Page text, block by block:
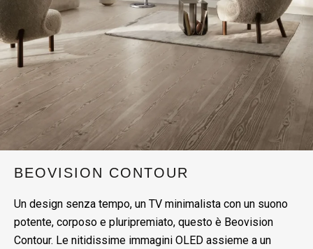
BEOVISION CONTOUR
Un design senza tempo, un TV minimalista con un suono
potente, corposo e pluripremiato, questo è Beovision
Contour. Le nitidissime immagini OLED assieme a un